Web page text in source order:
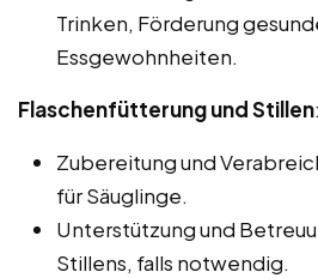
Trinken, Förderung
Essgewohnheiten.
Flaschenfütterung und Stillen:
Zubereitung und
für Säuglinge.
Unterstützung und
Stillens, falls notwendig.